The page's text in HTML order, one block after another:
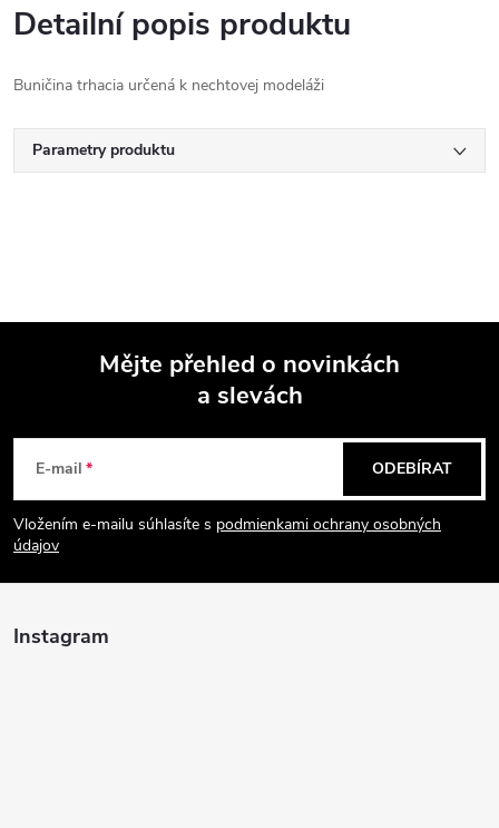
Detailní popis produktu
Buničina trhacia určená k nechtovej modeláži
Parametry produktu
p
a
Mějte přehled o novinkách
a slevách
E-mail
Vložením e-mailu súhlasíte s podmienkami ochrany osobných
údajov
ODEBÍRAT
Instagram